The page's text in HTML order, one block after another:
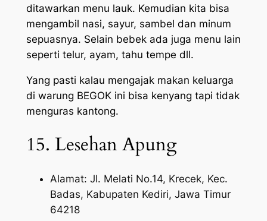
ditawarkan menu lauk. Kemudian kita bisa
mengambil nasi, sayur, sambel dan minum
sepuasnya. Selain bebek ada juga menu lain
seperti telur, ayam, tahu tempe dll.
Yang pasti kalau mengajak makan keluarga
di warung BEGOK ini bisa kenyang tapi tidak
menguras kantong.
15. Lesehan Apung
Alamat: Jl. Melati No.14, Krecek, Kec.
Badas, Kabupaten Kediri, Jawa Timur
64218